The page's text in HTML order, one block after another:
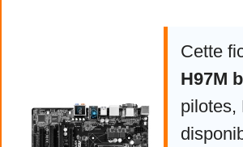
Cette
H97M
pilotes,